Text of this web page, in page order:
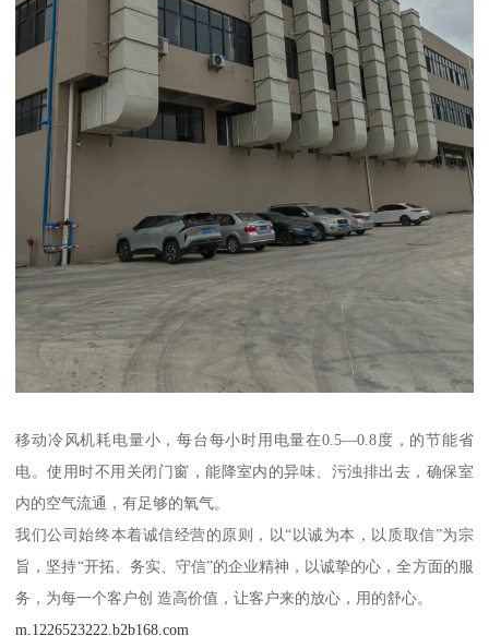
移动冷风机耗电量小，每台每小时用电量在0.5—0.8度，的节能省
电。使用时不用关闭门窗，能降室内的异味、污浊排出去，确保室
内的空气流通，有足够的氧气。
我们公司始终本着诚信经营的原则，以“以诚为本，以质取信”为宗
旨，坚持“开拓、务实、守信”的企业精神，以诚挚的心，全方面的服
务，为每一个客户创 造高价值，让客户来的放心，用的舒心。
m.1226523222.b2b168.com